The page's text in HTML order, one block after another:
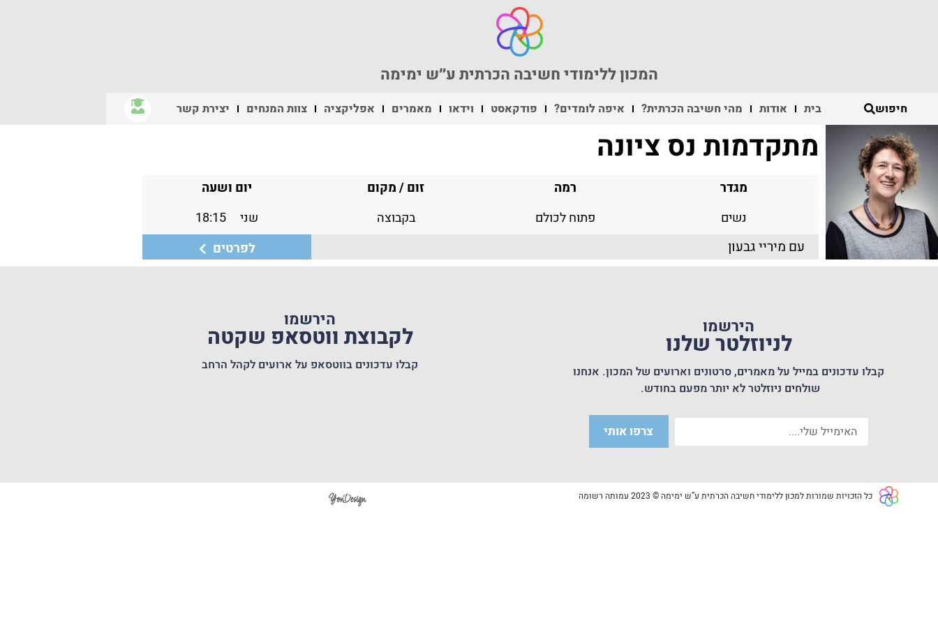
המכון ללימודי חשיבה הכרתית ע״ש ימימה
חיפוש בית אודות מהי חשיבה הכרתית? איפה לומדים? פודקאסט וידאו מאמרים אפליקציה צוות המנחים יצירת קשר
מתקדמות נס ציונה
מגדר
נשים
רמה
פתוח לכולם
זום / מקום
בקבוצה
יום ושעה
שני
18:15
עם מיריי גבעון לפרטים
הירשמו
לניוזלטר שלנו
קבלו עדכונים במייל על מאמרים, סרטונים וארועים של המכון. אנחנו
שולחים ניוזלטר לא יותר מפעם בחודש.
צרפו אותי
הירשמו
לקבוצת ווטסאפ שקטה
קבלו עדכונים בווטסאפ על ארועים לקהל הרחב
כל הזכויות שמורות למכון ללימודי חשיבה הכרתית ע”ש ימימה © 2023 עמותה רשומה YonDesign